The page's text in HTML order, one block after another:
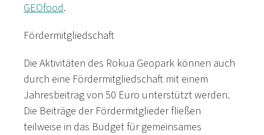
GEOfood.
Fördermitgliedschaft
Die Aktivitäten des Rokua Geopark können auch
durch eine Fördermitgliedschaft mit einem
Jahresbeitrag von 50 Euro unterstützt werden.
Die Beiträge der Fördermitglieder fließen
teilweise in das Budget für gemeinsames